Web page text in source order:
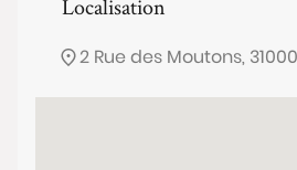
Localisation
2 Rue des Moutons,